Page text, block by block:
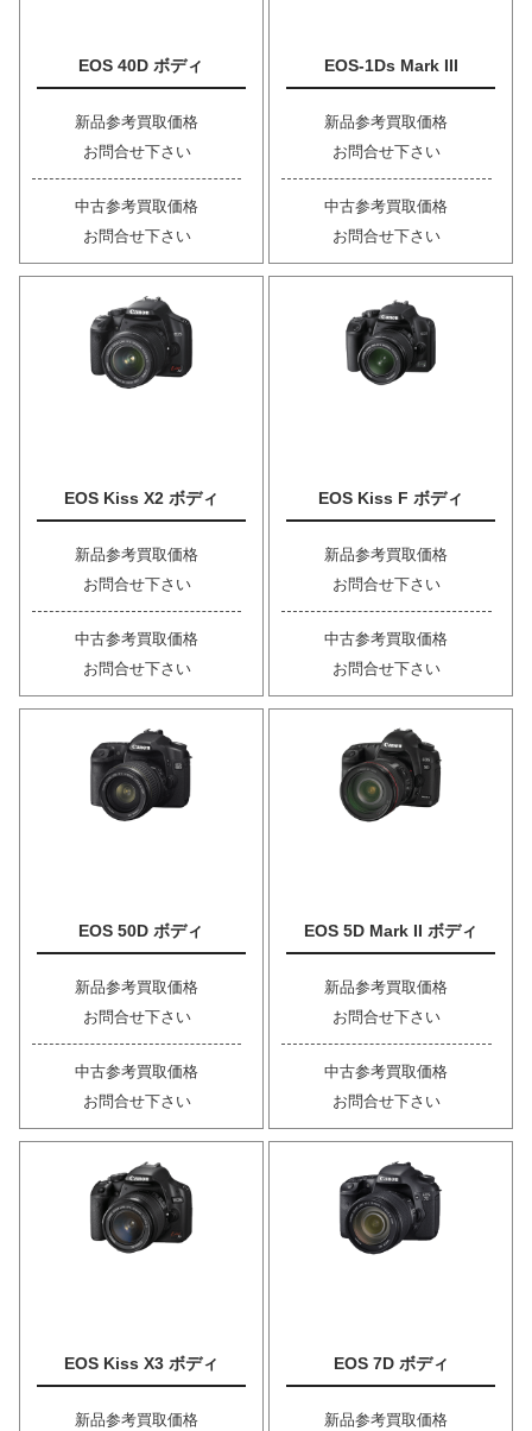
EOS 40D ボディ
新品参考買取価格
お問合せ下さい
中古参考買取価格
お問合せ下さい
EOS-1Ds Mark III
新品参考買取価格
お問合せ下さい
中古参考買取価格
お問合せ下さい
EOS Kiss X2 ボディ
新品参考買取価格
お問合せ下さい
中古参考買取価格
お問合せ下さい
EOS Kiss F ボディ
新品参考買取価格
お問合せ下さい
中古参考買取価格
お問合せ下さい
EOS 50D ボディ
新品参考買取価格
お問合せ下さい
中古参考買取価格
お問合せ下さい
EOS 5D Mark II ボディ
新品参考買取価格
お問合せ下さい
中古参考買取価格
お問合せ下さい
EOS Kiss X3 ボディ
新品参考買取価格
EOS 7D ボディ
新品参考買取価格